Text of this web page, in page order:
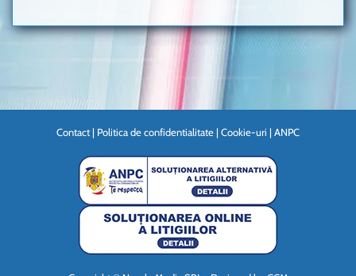
Contact | Politica de confidentialitate | Cookie-uri | ANPC